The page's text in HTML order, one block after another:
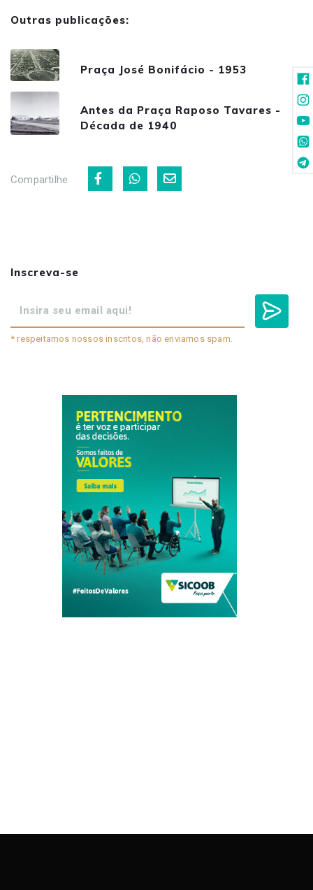
Outras publicações:
Praça José Bonifácio - 1953
Antes da Praça Raposo Tavares -
Década de 1940
Compartilhe
Inscreva-se
* respeitamos nossos inscritos, não enviamos spam.